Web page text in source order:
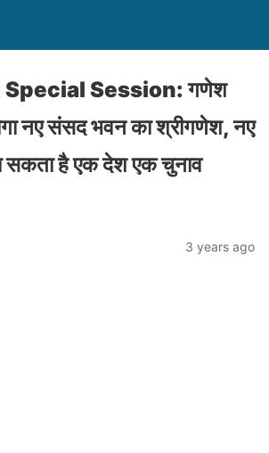
Session: गणेश
नए संसद भवन का श्रीगणेश, नए
सकता है एक देश एक चुनाव
3 years ago